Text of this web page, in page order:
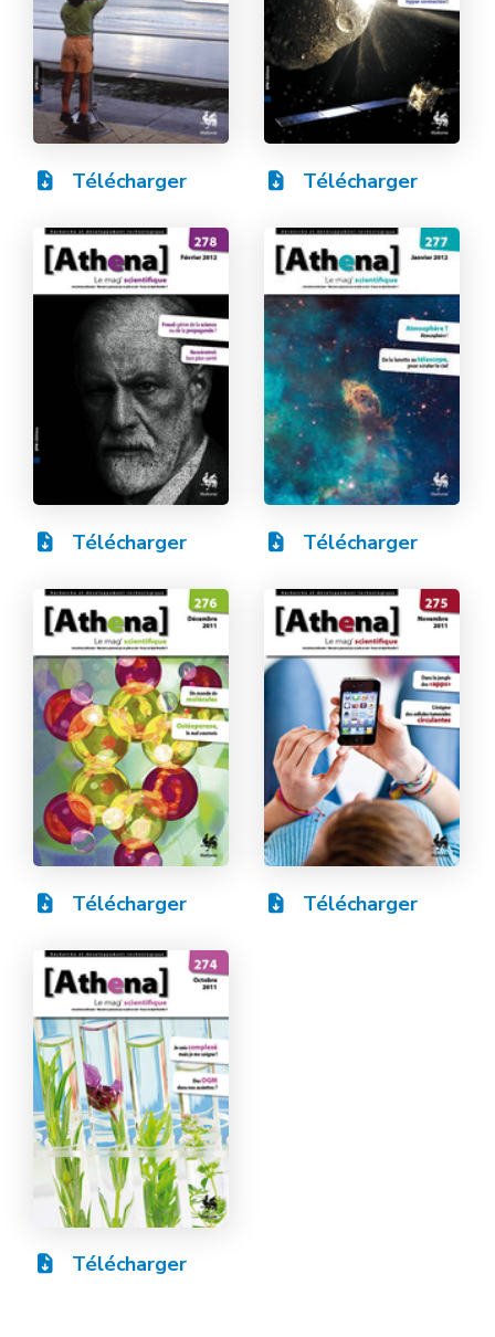
Télécharger Télécharger
Télécharger Télécharger
Télécharger Télécharger
Télécharger